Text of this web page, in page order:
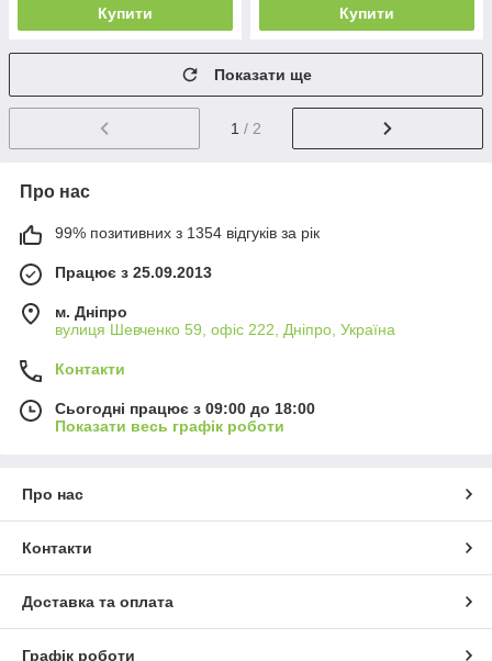
Купити Купити
Показати ще
1 / 2
Про нас
99% позитивних з 1354 відгуків за рік
Працює з 25.09.2013
м. Дніпро
вулиця Шевченко 59, офіс 222, Дніпро, Україна
Контакти
Сьогодні працює з 09:00 до 18:00
Показати весь графік роботи
Про нас
Контакти
Доставка та оплата
Графік роботи